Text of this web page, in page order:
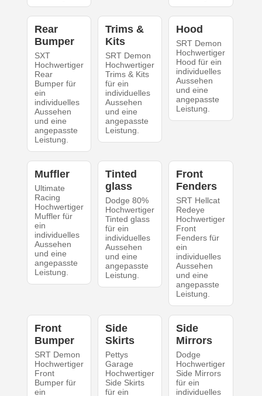
Rear
Bumper
SXT
Hochwertiger
Rear
Bumper für
ein
individuelles
Aussehen
und eine
angepasste
Leistung.
Trims &
Kits
SRT Demon
Hochwertiger
Trims & Kits
für ein
individuelles
Aussehen
und eine
angepasste
Leistung.
Hood
SRT Demon
Hochwertiger
Hood für ein
individuelles
Aussehen
und eine
angepasste
Leistung.
Muffler
Ultimate
Racing
Hochwertiger
Muffler für
ein
individuelles
Aussehen
und eine
angepasste
Leistung.
Tinted
glass
Dodge 80%
Hochwertiger
Tinted glass
für ein
individuelles
Aussehen
und eine
angepasste
Leistung.
Front
Fenders
SRT Hellcat
Redeye
Hochwertiger
Front
Fenders für
ein
individuelles
Aussehen
und eine
angepasste
Leistung.
Front
Bumper
SRT Demon
Hochwertiger
Front
Bumper für
ein
Side
Skirts
Pettys
Garage
Hochwertiger
Side Skirts
für ein
Side
Mirrors
Dodge
Hochwertiger
Side Mirrors
für ein
individuelles